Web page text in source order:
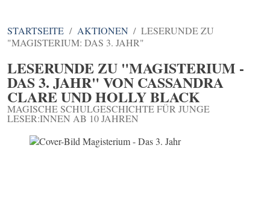
STARTSEITE AKTIONEN
LESERUNDE ZU
"MAGISTERIUM: DAS 3. JAHR"
LESERUNDE ZU "MAGISTERIUM -
DAS 3. JAHR" VON CASSANDRA
CLARE UND HOLLY BLACK
MAGISCHE SCHULGESCHICHTE FÜR JUNGE
LESER:INNEN AB 10 JAHREN